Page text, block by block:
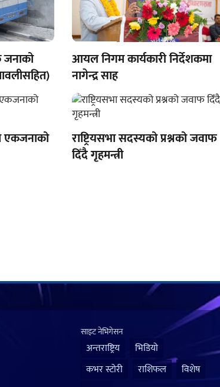
जनाको
आयल निगम कार्यकारी निर्देशकमा
नागेन्द्र साह
एकजनाको
राष्ट्रियसभा सदस्यको प्रश्नको जवाफ
दिँदै गृहमन्त्री
साइट नेभिगेसन
अन्तराष्ट्रिय
भिडियो
कभर स्टोरी
राशिफल
विशेष